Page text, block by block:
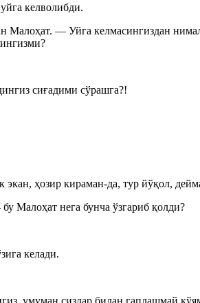
келволибди.
— Уйга келмасингиздан
сиғадими сўрашга?!
ҳозир кираман-да, тур йўқол,
Малоҳат нега бунча ўзгариб қолди?
келади.
умуман сизлар билан гаплашмай